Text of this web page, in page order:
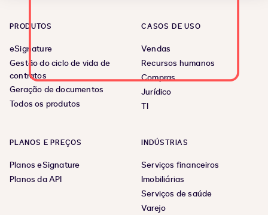
PRODUTOS
eSignature
Gestão do ciclo de vida de
contratos
Geração de documentos
Todos os produtos
CASOS DE USO
Vendas
Recursos humanos
Compras
Jurídico
TI
PLANOS E PREÇOS
Planos eSignature
Planos da API
INDÚSTRIAS
Serviços financeiros
Imobiliárias
Serviços de saúde
Varejo